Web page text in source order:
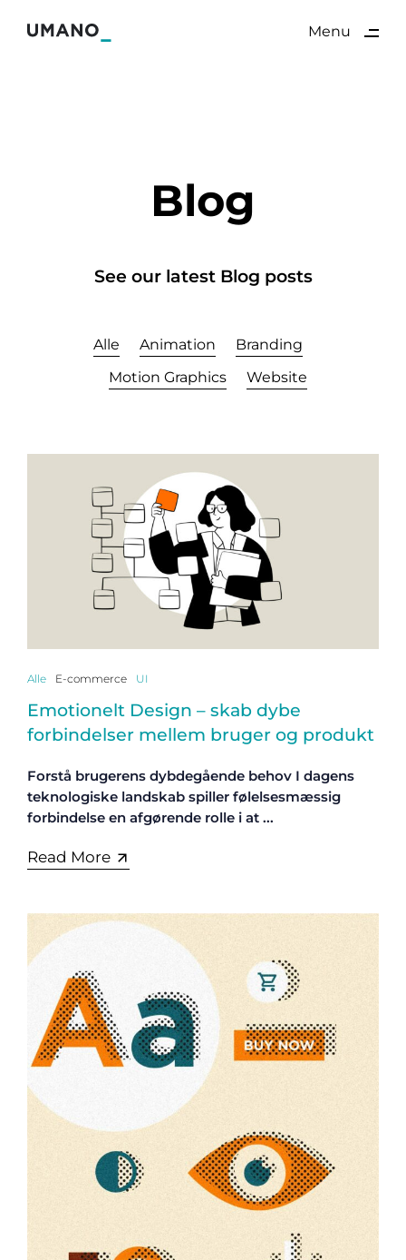
Menu
Blog
See our latest Blog posts
Alle Animation
Branding
Motion Graphics
Website
Alle E-commerce UI
Emotionelt Design – skab dybe
forbindelser mellem bruger og produkt
Forstå brugerens dybdegående behov I dagens
teknologiske landskab spiller følelsesmæssig
forbindelse en afgørende rolle i at ...
Read More